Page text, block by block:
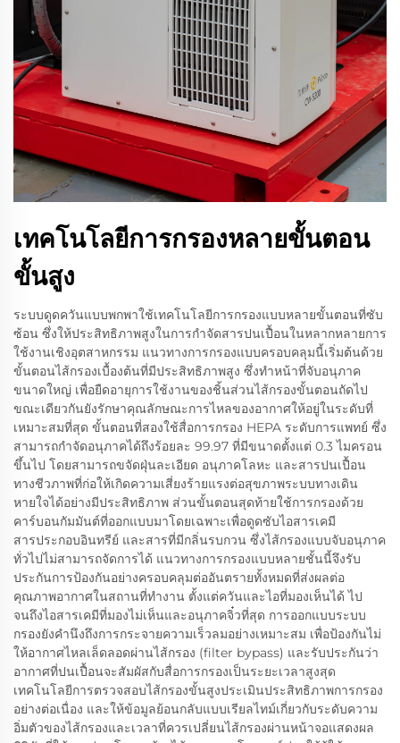
เทคโนโลยีการกรองหลายขั้นตอน
ขั้นสูง
ระบบดูดควันแบบพกพาใช้เทคโนโลยีการกรองแบบหลายขั้นตอนที่ซับ
ซ้อน ซึ่งให้ประสิทธิภาพสูงในการกำจัดสารปนเปื้อนในหลากหลายการ
ใช้งานเชิงอุตสาหกรรม แนวทางการกรองแบบครอบคลุมนี้เริ่มต้นด้วย
ขั้นตอนไส้กรองเบื้องต้นที่มีประสิทธิภาพสูง ซึ่งทำหน้าที่จับอนุภาค
ขนาดใหญ่ เพื่อยืดอายุการใช้งานของชิ้นส่วนไส้กรองขั้นตอนถัดไป
ขณะเดียวกันยังรักษาคุณลักษณะการไหลของอากาศให้อยู่ในระดับที่
เหมาะสมที่สุด ขั้นตอนที่สองใช้สื่อการกรอง HEPA ระดับการแพทย์ ซึ่ง
สามารถกำจัดอนุภาคได้ถึงร้อยละ 99.97 ที่มีขนาดตั้งแต่ 0.3 ไมครอน
ขึ้นไป โดยสามารถขจัดฝุ่นละเอียด อนุภาคโลหะ และสารปนเปื้อน
ทางชีวภาพที่ก่อให้เกิดความเสี่ยงร้ายแรงต่อสุขภาพระบบทางเดิน
หายใจได้อย่างมีประสิทธิภาพ ส่วนขั้นตอนสุดท้ายใช้การกรองด้วย
คาร์บอนกัมมันต์ที่ออกแบบมาโดยเฉพาะเพื่อดูดซับไอสารเคมี
สารประกอบอินทรีย์ และสารที่มีกลิ่นรบกวน ซึ่งไส้กรองแบบจับอนุภาค
ทั่วไปไม่สามารถจัดการได้ แนวทางการกรองแบบหลายชั้นนี้จึงรับ
ประกันการป้องกันอย่างครอบคลุมต่ออันตรายทั้งหมดที่ส่งผลต่อ
คุณภาพอากาศในสถานที่ทำงาน ตั้งแต่ควันและไอที่มองเห็นได้ ไป
จนถึงไอสารเคมีที่มองไม่เห็นและอนุภาคจิ๋วที่สุด การออกแบบระบบ
กรองยังคำนึงถึงการกระจายความเร็วลมอย่างเหมาะสม เพื่อป้องกันไม่
ให้อากาศไหลเล็ดลอดผ่านไส้กรอง (filter bypass) และรับประกันว่า
อากาศที่ปนเปื้อนจะสัมผัสกับสื่อการกรองเป็นระยะเวลาสูงสุด
เทคโนโลยีการตรวจสอบไส้กรองขั้นสูงประเมินประสิทธิภาพการกรอง
อย่างต่อเนื่อง และให้ข้อมูลย้อนกลับแบบเรียลไทม์เกี่ยวกับระดับความ
อิ่มตัวของไส้กรองและเวลาที่ควรเปลี่ยนไส้กรองผ่านหน้าจอแสดงผล